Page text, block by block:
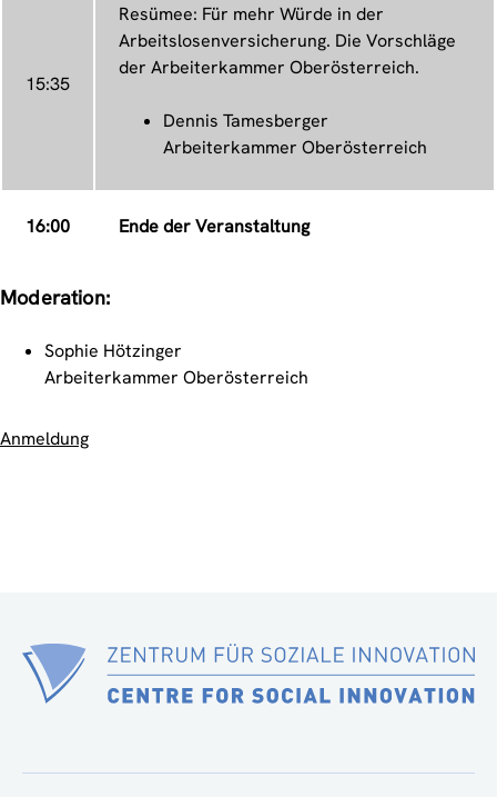
15:35
Resümee: Für mehr Würde in der
Arbeitslosenversicherung. Die Vorschläge
der Arbeiterkammer Oberösterreich.
Dennis Tamesberger
Arbeiterkammer Oberösterreich
16:00 Ende der Veranstaltung
Moderation:
Sophie Hötzinger
Arbeiterkammer Oberösterreich
Anmeldung